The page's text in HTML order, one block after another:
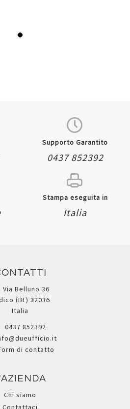
Supporto Garantito
0437 852392
Stampa eseguita in
Italia
Via Belluno 36
(BL) 32036
Italia
0437 852392
di contatto
Chi siamo
Contattaci